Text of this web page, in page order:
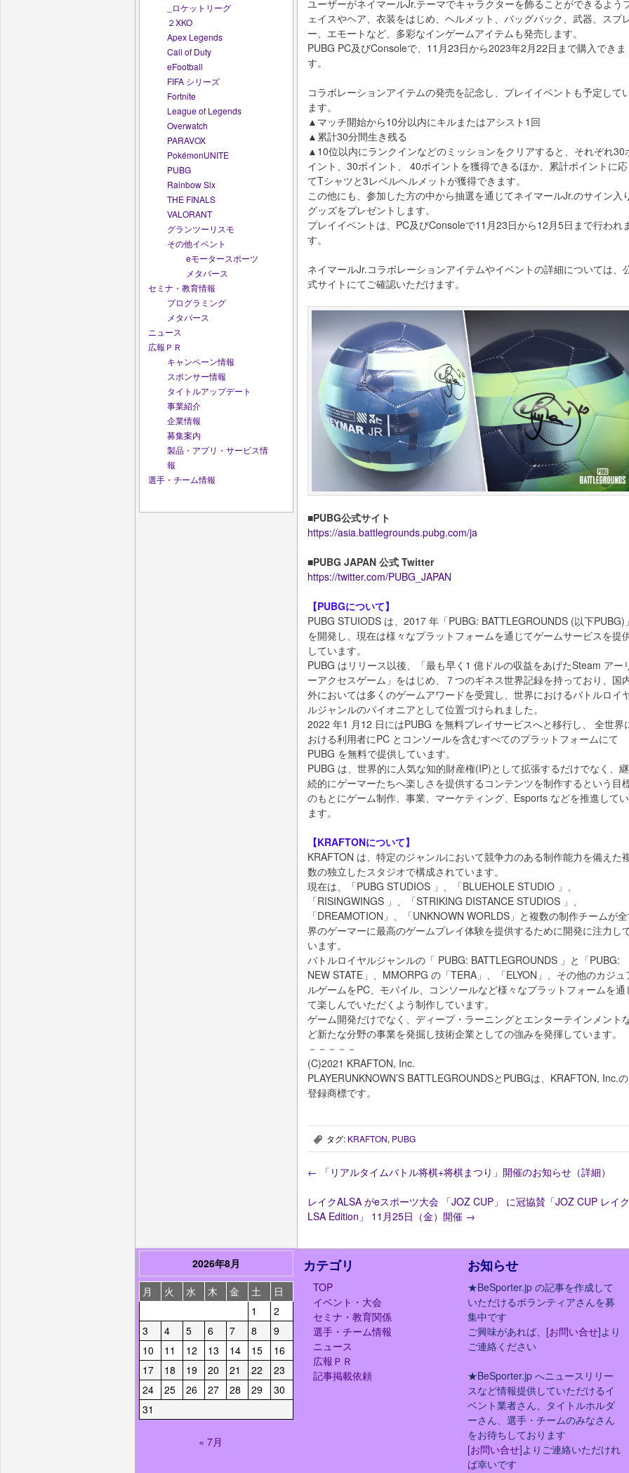
_ロケットリーグ
２XKO
Apex Legends
Call of Duty
eFootball
FIFA シリーズ
Fortnite
League of Legends
Overwatch
PARAVOX
PokémonUNITE
PUBG
Rainbow Six
THE FINALS
VALORANT
グランツーリスモ
その他イベント
eモータースポーツ
メタバース
セミナ・教育情報
プログラミング
メタバース
ニュース
広報ＰＲ
キャンペーン情報
スポンサー情報
タイトルアップデート
事業紹介
企業情報
募集案内
製品・アプリ・サービス情
報
選手・チーム情報
ユーザーがネイマールJr.テーマでキャラクターを飾ることができるよう
ェイスやヘア、衣装をはじめ、ヘルメット、バッグパック、武器、スプ
ー、エモートなど、多彩なインゲームアイテムも発売します。
PUBG PC及びConsoleで、11月23日から2023年2月22日まで購入できま
す。
コラボレーションアイテムの発売を記念し、プレイイベントも予定して
ます。
▲マッチ開始から10分以内にキルまたはアシスト1回
▲累計30分間生き残る
▲10位以内にランクインなどのミッションをクリアすると、それぞれ30
イント、30ポイント、 40ポイントを獲得できるほか、累計ポイントに
てTシャツと3レベルヘルメットが獲得できます。
この他にも、参加した方の中から抽選を通じてネイマールJr.のサイン入
グッズをプレゼントします。
プレイイベントは、PC及びConsoleで11月23日から12月5日まで行われ
す。
ネイマールJr.コラボレーションアイテムやイベントの詳細については、
式サイトにてご確認いただけます。
■PUBG公式サイト
https://asia.battlegrounds.pubg.com/ja
■PUBG JAPAN 公式 Twitter
https://twitter.com/PUBG_JAPAN
【PUBGについて】
PUBG STUIODS は、2017 年「PUBG: BATTLEGROUNDS (以下PUBG)
を開発し、現在は様々なプラットフォームを通じてゲームサービスを提
しています。
PUBG はリリース以後、「最も早く1 億ドルの収益をあげたSteam アー
ーアクセスゲーム」をはじめ、７つのギネス世界記録を持っており、国
外においては多くのゲームアワードを受賞し、世界におけるバトルロイ
ルジャンルのパイオニアとして位置づけられました。
2022 年1 月12 日にはPUBG を無料プレイサービスへと移行し、 全世界
おける利用者にPC とコンソールを含むすべてのプラットフォームにて
PUBG を無料で提供しています。
PUBG は、世界的に人気な知的財産権(IP)として拡張するだけでなく、継
続的にゲーマーたちへ楽しさを提供するコンテンツを制作するという目
のもとにゲーム制作、事業、マーケティング、Esports などを推進してい
ます。
【KRAFTONについて】
KRAFTON は、特定のジャンルにおいて競争力のある制作能力を備えた
数の独立したスタジオで構成されています。
現在は、「PUBG STUDIOS 」、「BLUEHOLE STUDIO 」、
「RISINGWINGS 」、「STRIKING DISTANCE STUDIOS 」、
「DREAMOTION」、「UNKNOWN WORLDS」と複数の制作チームが
界のゲーマーに最高のゲームプレイ体験を提供するために開発に注力し
います。
バトルロイヤルジャンルの「 PUBG: BATTLEGROUNDS 」と「PUBG:
NEW STATE」、MMORPG の「TERA」、「ELYON」、その他のカジュ
ルゲームをPC、モバイル、コンソールなど様々なプラットフォームを通
て楽しんでいただくよう制作しています。
ゲーム開発だけでなく、ディープ・ラーニングとエンターテインメント
ど新たな分野の事業を発掘し技術企業としての強みを発揮しています。
－－－－－
(C)2021 KRAFTON, Inc.
PLAYERUNKNOWN’S BATTLEGROUNDSとPUBGは、KRAFTON, Inc.の
登録商標です。
, タグ: KRAFTON, PUBG
← 「リアルタイムバトル将棋+将棋まつり」開催のお知らせ（詳細）
レイクALSA がeスポーツ大会 「JOZ CUP」 に冠協賛「JOZ CUP レイ
LSA Edition」 11月25日（金）開催 →
2026年8月
月
火 水 木 金 土
日
1
2
3
4 5 6 7 8
9
10
11 12 13 14 15
16
17
18 19 20 21 22
23
24
25 26 27 28 29
30
31
« 7月
カテゴリ
TOP
イベント・大会
セミナ・教育関係
選手・チーム情報
ニュース
広報ＰＲ
記事掲載依頼
お知らせ
★BeSporter.jp の記事を作成して
いただけるボランティアさんを募
集中です
ご興味があれば、[お問い合せ]より
ご連絡ください
★BeSporter.jp へニュースリリー
スなど情報提供していただけるイ
ベント業者さん、タイトルホルダ
ーさん、選手・チームのみなさん
をお待ちしております
[お問い合せ]よりご連絡いただけれ
ば幸いです